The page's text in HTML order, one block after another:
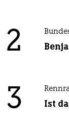
2
3 Ist